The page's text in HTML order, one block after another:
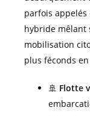
parfois appelés
hybride mêlant
mobilisation
plus féconds
🚢 Flotte